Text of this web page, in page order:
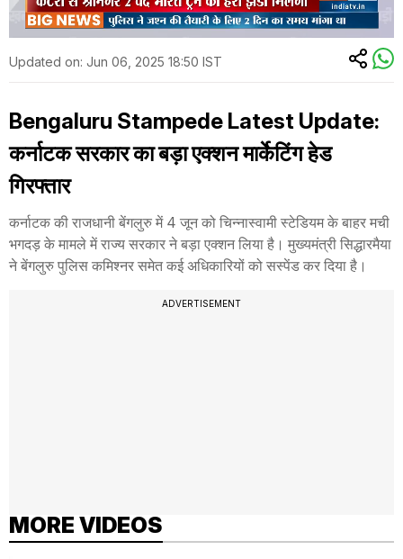
Updated on: Jun 06, 2025 18:50 IST
Bengaluru Stampede Latest Update:
कर्नाटक सरकार का बड़ा एक्शन मार्केटिंग हेड
गिरफ्तार
कर्नाटक की राजधानी बेंगलुरु में 4 जून को चिन्नास्वामी स्टेडियम के बाहर मची
भगदड़ के मामले में राज्य सरकार ने बड़ा एक्शन लिया है। मुख्यमंत्री सिद्धारमैया
ने बेंगलुरु पुलिस कमिश्नर समेत कई अधिकारियों को सस्पेंड कर दिया है।
ADVERTISEMENT
MORE VIDEOS